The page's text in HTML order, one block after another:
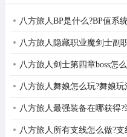
八方旅人BP是什么?BP值系
八方旅人隐藏职业魔剑士副
八方旅人剑士第四章boss怎
八方旅人舞娘怎么玩?舞娘
八方旅人最强装备在哪获得
八方旅人所有支线怎么做?